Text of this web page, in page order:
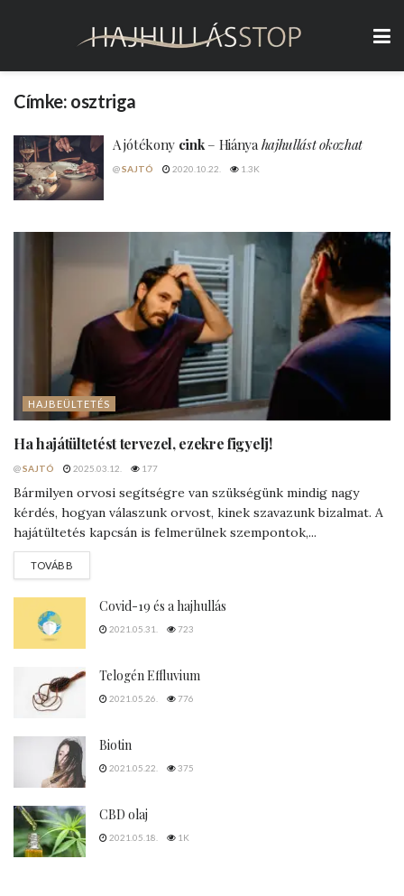
Címke: osztriga
A jótékony cink– Hiányahajhullást okozhat
@SAJTÓ 2020.10.22. 1.3K
HAJBEÜLTETÉS
Ha hajátültetést tervezel, ezekre figyelj!
@SAJTÓ 2025.03.12. 177
Bármilyen orvosi segítségre van szükségünk mindig nagy
kérdés, hogyan válaszunk orvost, kinek szavazunk bizalmat. A
hajátültetés kapcsán is felmerülnek szempontok,...
TOVÁBB
Covid-19 és a hajhullás
2021.05.31. 723
Telogén Effluvium
2021.05.26. 776
Biotin
2021.05.22. 375
CBD olaj
2021.05.18. 1K